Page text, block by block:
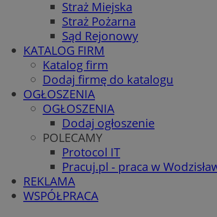
Straż Miejska
Straż Pożarna
Sąd Rejonowy
KATALOG FIRM
Katalog firm
Dodaj firmę do katalogu
OGŁOSZENIA
OGŁOSZENIA
Dodaj ogłoszenie
POLECAMY
Protocol IT
Pracuj.pl - praca w
REKLAMA
WSPÓŁPRACA